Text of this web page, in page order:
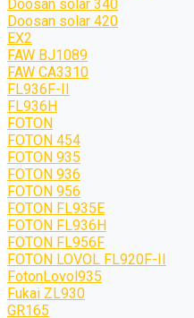
Doosan solar 340
Doosan solar 420
EX2
FAW BJ1089
FAW CA3310
FL936F-II
FL936H
FOTON
FOTON 454
FOTON 935
FOTON 936
FOTON 956
FOTON FL935E
FOTON FL936H
FOTON FL956F
FOTON LOVOL FL920F-II
FotonLovol935
Fukai ZL930
GR165